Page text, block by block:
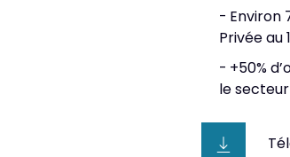
Environ
Privée au 1
+50%
le